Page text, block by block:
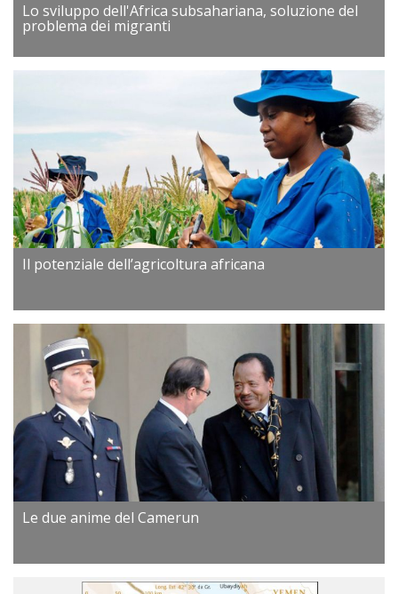
Lo sviluppo dell'Africa subsahariana, soluzione del
problema dei migranti
Il potenziale dell’agricoltura africana
Le due anime del Camerun